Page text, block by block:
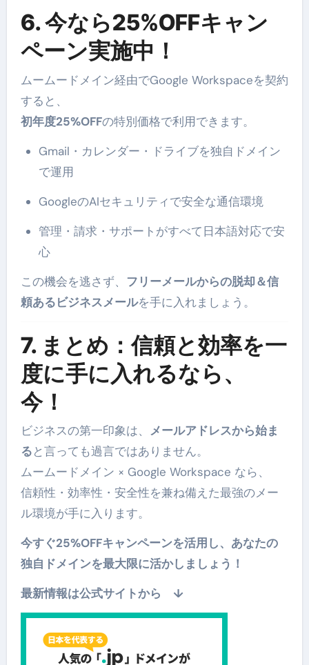
6. 今なら25%OFFキャン
ペーン実施中！
ムームードメイン経由でGoogle Workspaceを契約
すると、
初年度25%OFFの特別価格で利用できます。
Gmail・カレンダー・ドライブを独自ドメイン
で運用
GoogleのAIセキュリティで安全な通信環境
管理・請求・サポートがすべて日本語対応で安
心
この機会を逃さず、 フリーメールからの脱却＆信
頼あるビジネスメールを手に入れましょう。
7. まとめ：信頼と効率を一
度に手に入れるなら、
今！
ビジネスの第一印象は、 メールアドレスから始ま
ると言っても過言ではありません。
ムームードメイン × Google Workspace なら、
信頼性・効率性・安全性を兼ね備えた最強のメー
ル環境が手に入ります。
今すぐ25%OFFキャンペーンを活用し、あなたの
独自ドメインを最大限に活かしましょう！
最新情報は公式サイトから ↓